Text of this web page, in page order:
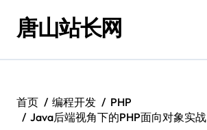
唐山站长网
首页 编程开发
PHP
Java后端视角下的PHP面向对象实战